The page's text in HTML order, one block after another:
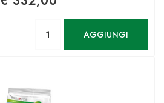
AGGIUNGI